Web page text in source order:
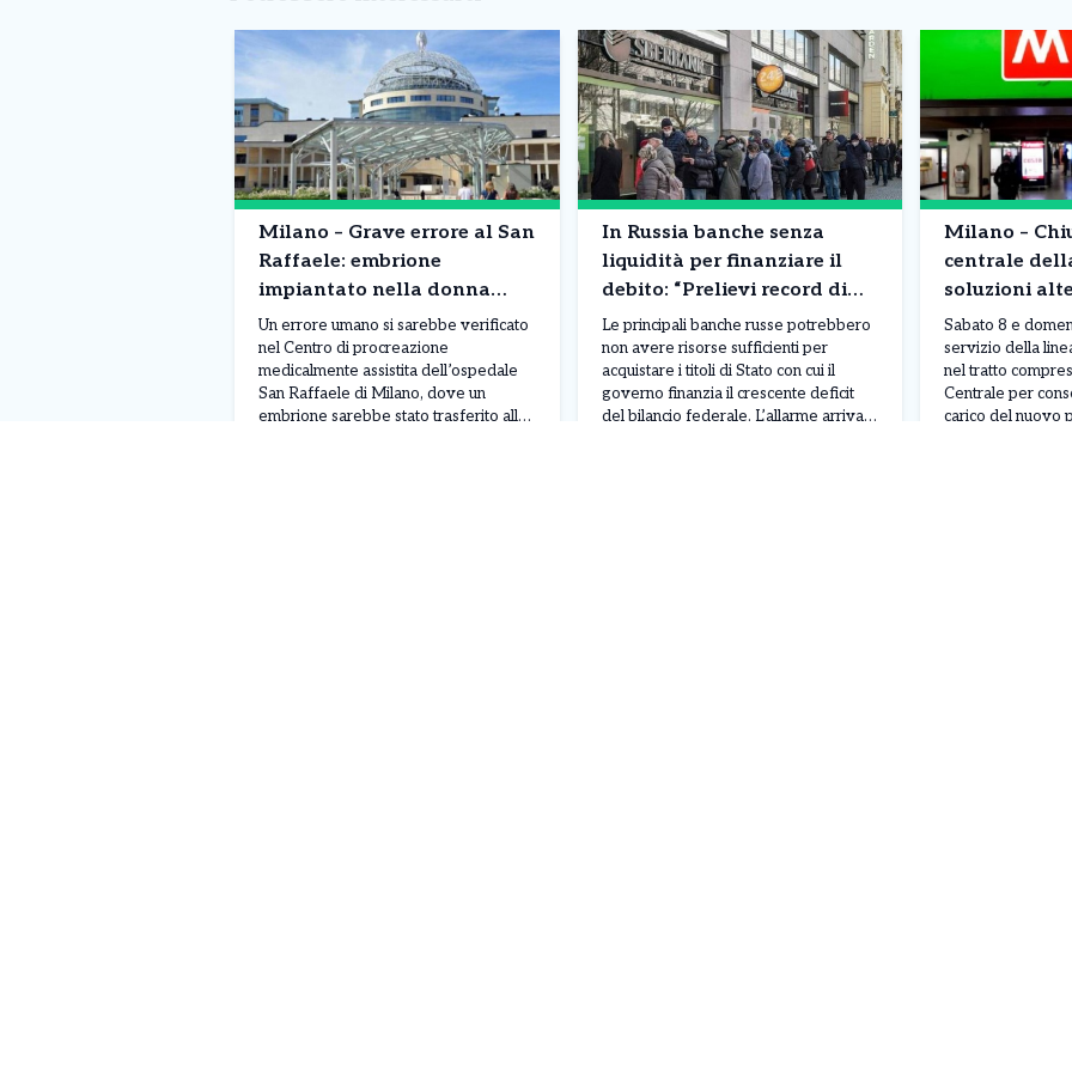
Milano – Grave errore al San
Raffaele: embrione
impiantato nella donna
sbagliata: cosa è successo
Un errore umano si sarebbe verificato
nel Centro di procreazione
medicalmente assistita dell’ospedale
San Raffaele di Milano, dove un
embrione sarebbe stato trasferito alla
In Russia banche senza
liquidità per finanziare il
debito: “Prelievi record di
contanti”. Cosa sta
succedendo
Le principali banche russe potrebbero
non avere risorse sufficienti per
acquistare i titoli di Stato con cui il
governo finanzia il crescente deficit
del bilancio federale. L’allarme arriva
Milano –
centrale
soluzioni
Sabato 8 e
servizio della
nel tratto
Centrale per
carico del nuovo